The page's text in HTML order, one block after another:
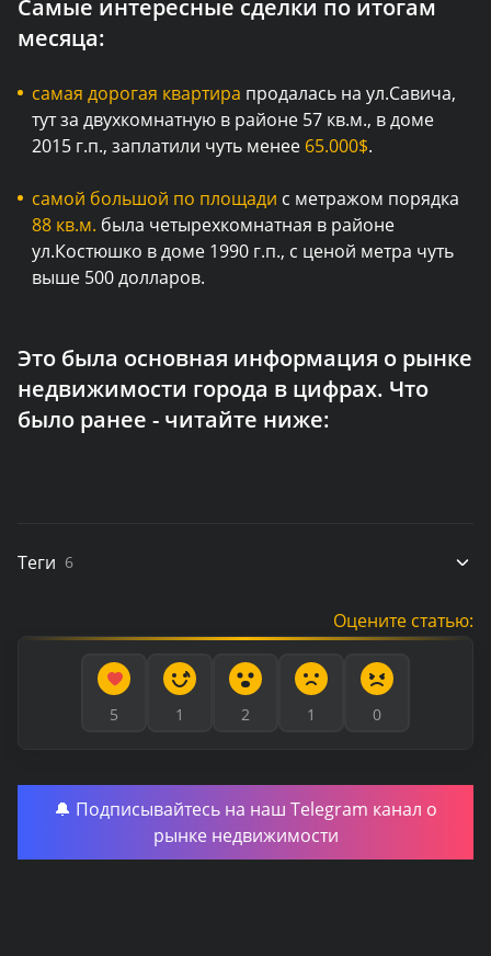
Самые интересные сделки по итогам
месяца:
самая дорогая квартира продалась на ул.Савича,
тут за двухкомнатную в районе 57 кв.м., в доме
2015 г.п., заплатили чуть менее 65.000$.
самой большой по площади с метражом порядка
88 кв.м. была четырехкомнатная в районе
ул.Костюшко в доме 1990 г.п., с ценой метра чуть
выше 500 долларов.
Это была основная информация о рынке
недвижимости города в цифрах. Что
было ранее - читайте ниже:
Теги 6
Оцените статью:
5 1 2 1 0
🔔 Подписывайтесь на наш Telegram канал о
рынке недвижимости